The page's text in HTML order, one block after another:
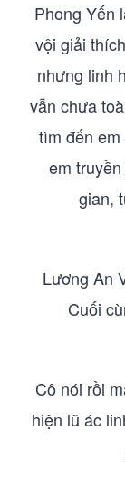
Phong Yến
vội giải
nhưng linh
vẫn chưa
tìm đến
em
gian,
Lương An
Cuối
Cô nói rồi
hiện lũ ác